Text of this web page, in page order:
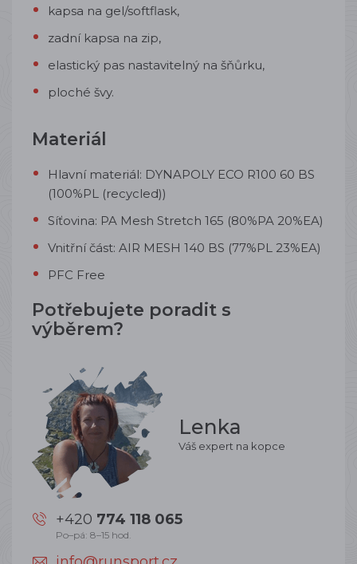
kapsa na gel/softflask,
zadní kapsa na zip,
elastický pas nastavitelný na šňůrku,
ploché švy.
Materiál
Hlavní materiál: DYNAPOLY ECO R100 60 BS
(100%PL (recycled))
Síťovina: PA Mesh Stretch 165 (80%PA 20%EA)
Vnitřní část: AIR MESH 140 BS (77%PL 23%EA)
PFC Free
Potřebujete poradit s
výběrem?
Lenka
Váš expert na kopce
+420 774 118 065
Po–pá: 8–15 hod.